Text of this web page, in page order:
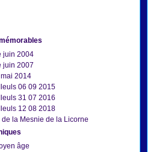
juin 2004
juin 2007
2014
06 09 2015
31 07 2016
12 08 2018
la Mesnie de la Licorne
âge